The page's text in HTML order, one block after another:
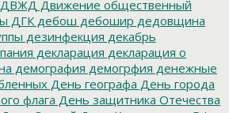
ДВЖД Движение общественный
ДГК дебош дебошир дедовщина
дезинфекция декабрь
декларация декларация о
демография демогрфия денежные
День географа День города
флага День защитника Отечества